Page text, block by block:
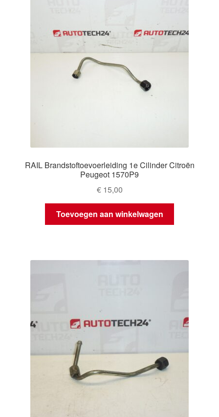
RAIL Brandstoftoevoerleiding 1e Cilinder Citroën
Peugeot 1570P9
€15,00
Toevoegen aan winkelwagen